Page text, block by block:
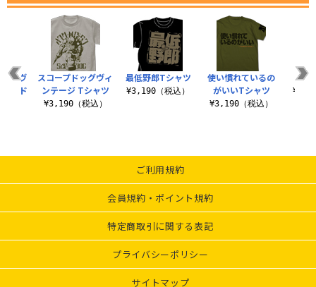
最低野郎Tシャツ
¥3,190（税込）
使い慣れているの
がいいTシャツ
¥3,190（税込）
むせ
グ ヴ
手ド
スコープドッグヴィ
ンテージ Tシャツ
¥3,190（税込）
ご利用規約
会員規約・ポイント規約
特定商取引に関する表記
プライバシーポリシー
サイトマップ